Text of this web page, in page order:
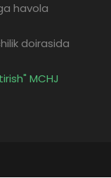
havola
doirasida
MCHJ